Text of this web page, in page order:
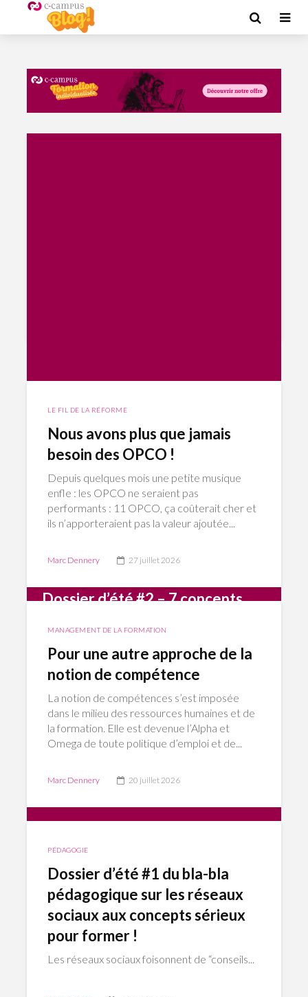
Dossier d’été #2 – 7 concepts
simple “formation sur le tas” !
En entreprises, la formation intégrée au travail (FIT)
connaît un véritable regain d’intérêt : AFEST, tutorat,
mentorat, apprentissages entre pairs, alternance
intégrée, équipe apprenante… les pratiques se
multiplient et c’est tant mieux. Mais les raccourcis et
les idées reçues ne manquent pas. On entend encore
qu’il suffirait de “mettre un débutant à côté d’un
LE FIL DE LA RÉFORME
Nous avons plus que jamais
besoin des OPCO !
Depuis quelques mois une petite musique
enfle : les OPCO ne seraient pas
performants : 11 OPCO, ça coûterait cher et
ils n’apporteraient pas la valeur ajoutée...
Marc Dennery 27 juillet 2026
MANAGEMENT DE LA FORMATION
Pour une autre approche de la
notion de compétence
La notion de compétences s’est imposée
dans le milieu des ressources humaines et de
la formation. Elle est devenue l’Alpha et
Omega de toute politique d’emploi et de...
Marc Dennery 20 juillet 2026
PÉDAGOGIE
Dossier d’été #1 du bla-bla
pédagogique sur les réseaux
sociaux aux concepts sérieux
pour former !
Les réseaux sociaux foisonnent de “conseils...